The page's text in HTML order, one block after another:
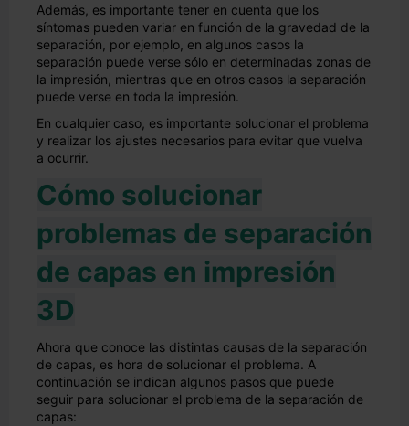
Además, es importante tener en cuenta que los
síntomas pueden variar en función de la gravedad de la
separación, por ejemplo, en algunos casos la
separación puede verse sólo en determinadas zonas de
la impresión, mientras que en otros casos la separación
puede verse en toda la impresión.
En cualquier caso, es importante solucionar el problema
y realizar los ajustes necesarios para evitar que vuelva
a ocurrir.
Cómo solucionar
problemas de separación
de capas en impresión
3D
Ahora que conoce las distintas causas de la separación
de capas, es hora de solucionar el problema. A
continuación se indican algunos pasos que puede
seguir para solucionar el problema de la separación de
capas: